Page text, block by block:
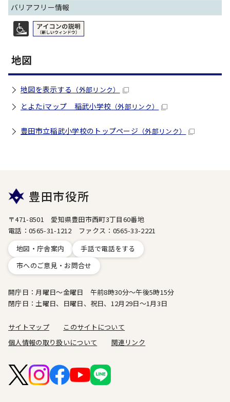
バリアフリー情報
地図
地図を表示する （外部リンク）
とよたiマップ 稲武小学校 （外部リンク）
豊田市立稲武小学校のトップページ （外部リンク）
豊田市役所
〒471-8501 愛知県豊田市西町3丁目60番地
電話：0565-31-1212 ファクス：0565-33-2221
地図・庁舎案内
手話で電話をする
市へのご意見・お問合せ
開庁日：月曜日～金曜日 午前8時30分～午後5時15分
閉庁日：土曜日、日曜日、祝日、12月29日～1月3日
サイトマップ
このサイトについて
個人情報の取り扱いについて
関連リンク